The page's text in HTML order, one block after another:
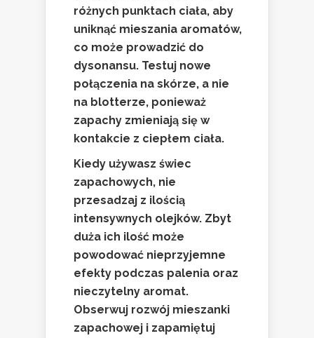
różnych punktach ciała, aby
uniknąć mieszania aromatów,
co może prowadzić do
dysonansu. Testuj nowe
połączenia na skórze, a nie
na blotterze, ponieważ
zapachy zmieniają się w
kontakcie z ciepłem ciała.
Kiedy używasz świec
zapachowych, nie
przesadzaj z ilością
intensywnych olejków. Zbyt
duża ich ilość może
powodować nieprzyjemne
efekty podczas palenia oraz
nieczytelny aromat.
Obserwuj rozwój mieszanki
zapachowej i zapamiętuj